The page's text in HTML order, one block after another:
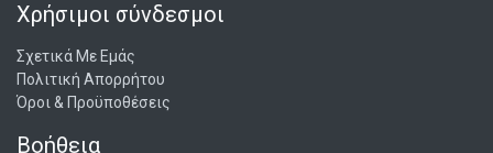
Χρήσιμοι σύνδεσμοι
Σχετικά Με Εμάς
Πολιτική Απορρήτου
Όροι & Προϋποθέσεις
Βοήθεια